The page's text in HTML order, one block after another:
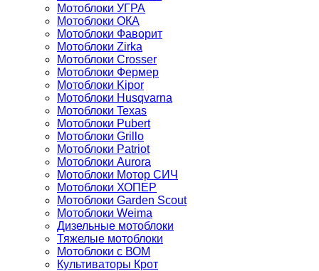
Мотоблоки УГРА
Мотоблоки ОКА
Мотоблоки Фаворит
Мотоблоки Zirka
Мотоблоки Crosser
Мотоблоки Фермер
Мотоблоки Kipor
Мотоблоки Husqvarna
Мотоблоки Texas
Мотоблоки Pubert
Мотоблоки Grillo
Мотоблоки Patriot
Мотоблоки Aurora
Мотоблоки Мотор СИЧ
Мотоблоки ХОПЕР
Мотоблоки Garden Scout
Мотоблоки Weima
Дизельные мотоблоки
Тяжелые мотоблоки
Мотоблоки с ВОМ
Культиваторы Крот